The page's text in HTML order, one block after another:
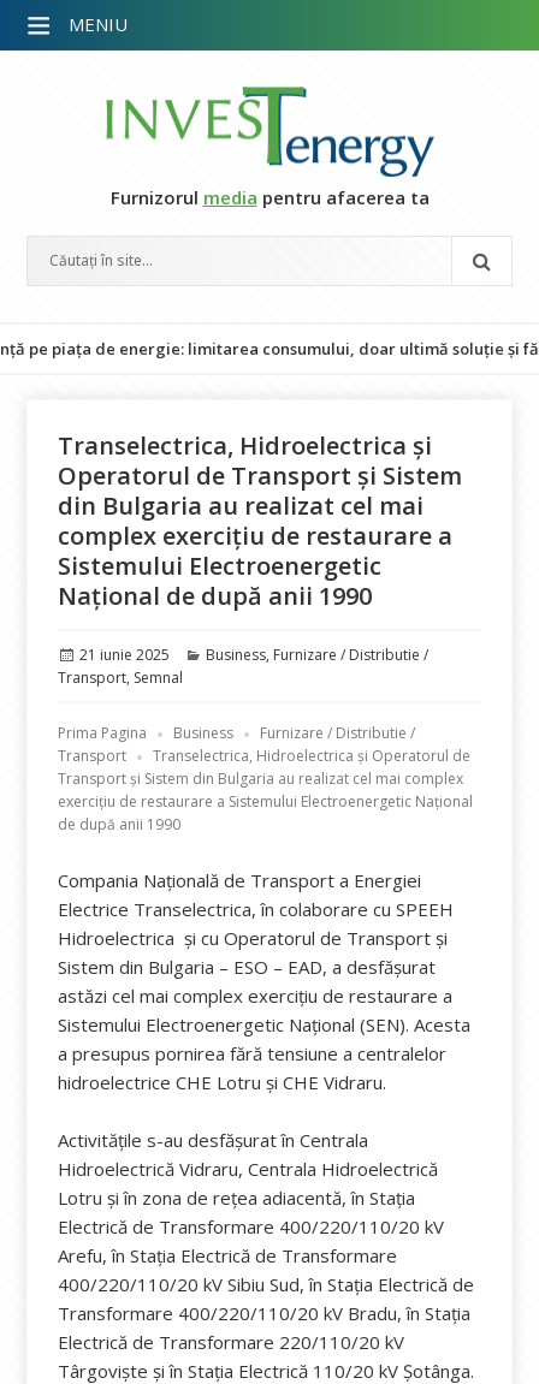
Furnizorul media pentru afacerea ta
de energie: limitarea consumului, doar ultimă soluție și fără
Transelectrica, Hidroelectrica și
Operatorul de Transport și Sistem
din Bulgaria au realizat cel mai
complex exercițiu de restaurare a
Sistemului Electroenergetic
Național de după anii 1990
Publicat
pe
21 iunie 2025 Categorii
Business, Furnizare / Distributie /
Transport, Semnal
Prima Pagina Business
Furnizare / Distributie /
Transport
Transelectrica, Hidroelectrica și Operatorul de
Transport și Sistem din Bulgaria au realizat cel mai complex
exercițiu de restaurare a Sistemului Electroenergetic Național
de după anii 1990
Compania Națională de Transport a Energiei
Electrice Transelectrica, în colaborare cu SPEEH
Hidroelectrica și cu Operatorul de Transport și
Sistem din Bulgaria – ESO – EAD, a desfășurat
astăzi cel mai complex exercițiu de restaurare a
Sistemului Electroenergetic Național (SEN). Acesta
a presupus pornirea fără tensiune a centralelor
hidroelectrice CHE Lotru și CHE Vidraru.
Activitățile s-au desfășurat în Centrala
Hidroelectrică Vidraru, Centrala Hidroelectrică
Lotru și în zona de rețea adiacentă, în Stația
Electrică de Transformare 400/220/110/20 kV
Arefu, în Stația Electrică de Transformare
400/220/110/20 kV Sibiu Sud, în Stația Electrică de
Transformare 400/220/110/20 kV Bradu, în Stația
Electrică de Transformare 220/110/20 kV
Târgoviște și în Stația Electrică 110/20 kV Șotânga.
MENIU